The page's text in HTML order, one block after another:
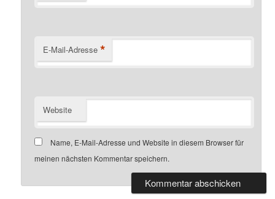
E-Mail-Adresse *
Website
Name, E-Mail-Adresse und Website in diesem Browser für
meinen nächsten Kommentar speichern.